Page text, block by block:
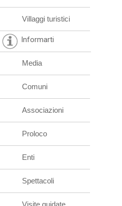
Villaggi turistici
Informarti
Media
Comuni
Associazioni
Proloco
Enti
Spettacoli
Visite guidate